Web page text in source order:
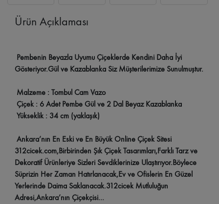
Ürün Açıklaması
Pembenin Beyazla Uyumu Çiçeklerde Kendini Daha İyi
Gösteriyor.Gül ve Kazablanka Siz Müşterilerimize Sunulmuştur.
Malzeme : Tombul Cam Vazo
Çiçek : 6 Adet Pembe Gül ve 2 Dal Beyaz Kazablanka
Yükseklik : 34 cm (yaklaşık)
Ankara’nın En Eski ve En Büyük Online Çiçek Sitesi
312cicek.com,Birbirinden Şık Çiçek Tasarımları,Farklı Tarz ve
Dekoratif Ürünleriye Sizleri Sevdiklerinize Ulaştırıyor.Böylece
Süprizin Her Zaman Hatırlanacak,Ev ve Ofislerin En Güzel
Yerlerinde Daima Saklanacak.312cicek Mutluluğun
Adresi,Ankara’nın Çiçekçisi…